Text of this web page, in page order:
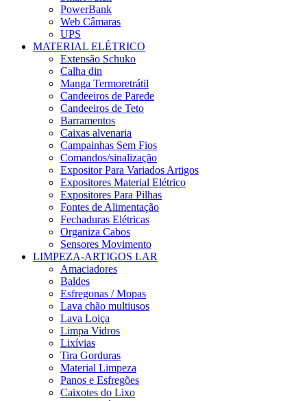
PowerBank
Web Câmaras
UPS
MATERIAL ELÉTRICO
Extensão Schuko
Calha din
Manga Termoretrátil
Candeeiros de Parede
Candeeiros de Teto
Barramentos
Caixas alvenaria
Campainhas Sem Fios
Comandos/sinalização
Expositor Para Variados Artigos
Expositores Material Elétrico
Expositores Para Pilhas
Fontes de Alimentação
Fechaduras Elétricas
Organiza Cabos
Sensores Movimento
LIMPEZA-ARTIGOS LAR
Amaciadores
Baldes
Esfregonas / Mopas
Lava chão multiusos
Lava Loiça
Limpa Vidros
Lixívias
Tira Gorduras
Material Limpeza
Panos e Esfregões
Caixotes do Lixo